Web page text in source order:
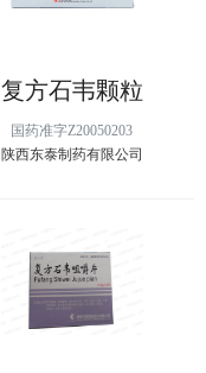
复方石韦颗粒
国药准字Z20050203
陕西东泰制药有限公司